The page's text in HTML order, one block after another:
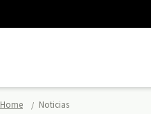
Home Noticias